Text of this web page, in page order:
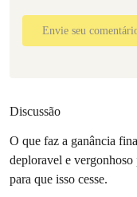
Envie seu
Discussão
O que faz a ganância
deploravel e
para que isso cesse.